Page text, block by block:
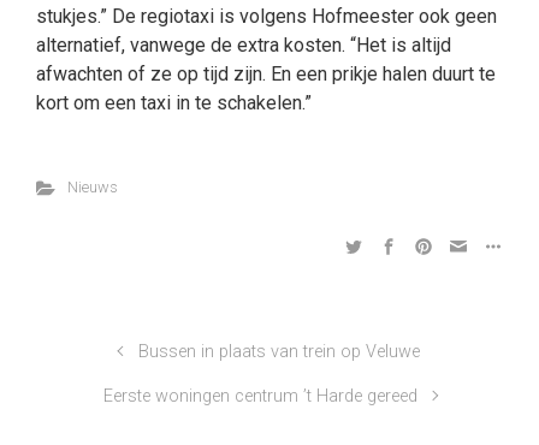
stukjes.” De regiotaxi is volgens Hofmeester ook geen
alternatief, vanwege de extra kosten. “Het is altijd
afwachten of ze op tijd zijn. En een prikje halen duurt te
kort om een taxi in te schakelen.”
Nieuws
Bussen in plaats van trein op Veluwe
Eerste woningen centrum ’t Harde gereed